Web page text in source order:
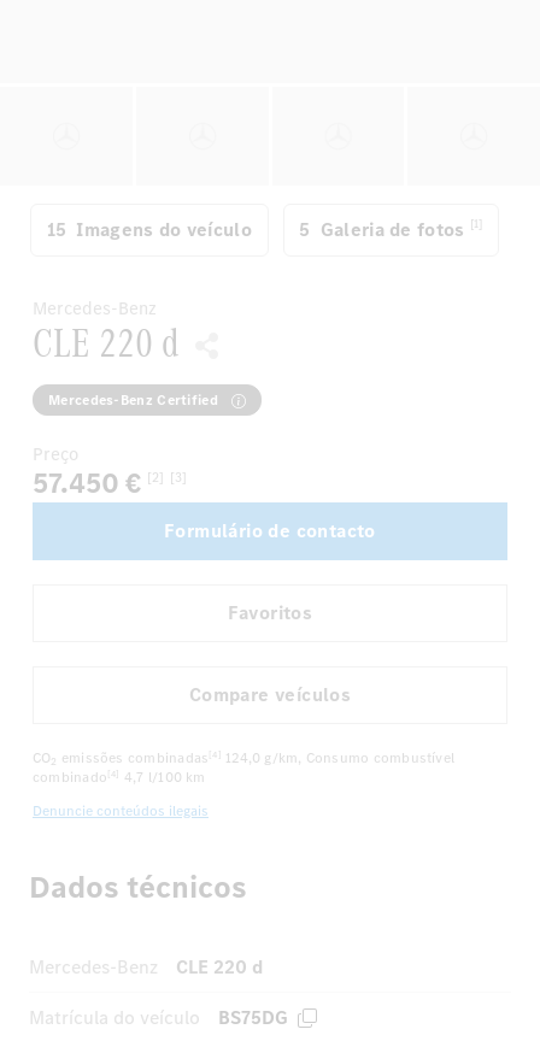
15 Imagens do veículo 5 Galeria de fotos [1]
Dados técnicos
Mercedes-Benz
CLE 220 d
Matrícula do veículo
BS75DG
Mercedes-Benz
CLE 220 d
Mercedes-Benz Certified
Preço
57.450 € [2] [3]
Formulário de contacto
Favoritos
Compare veículos
CO2 emissões combinadas [4] 124,0 g/km, Consumo combustível
combinado [4] 4,7 l/100 km
Denuncie conteúdos ilegais